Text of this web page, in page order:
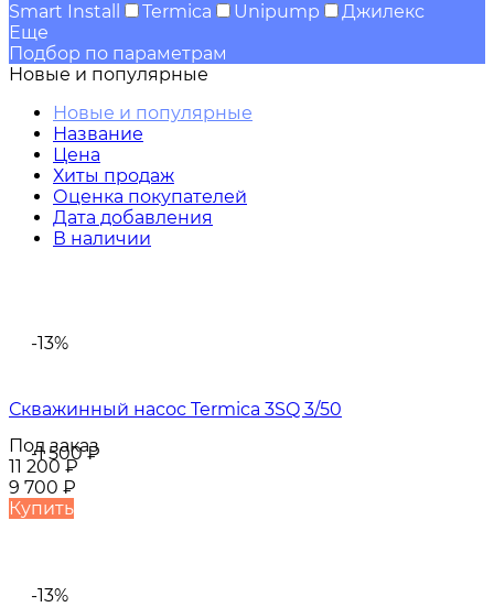
Smart Install Termica Unipump
Джилекс
Еще
Подбор по параметрам
Новые и популярные
Новые и популярные
Название
Цена
Хиты продаж
Оценка покупателей
Дата добавления
В наличии
-13%
-1 500₽
Скважинный насос Termica 3SQ 3/50
Под заказ
11 200₽
9 700 ₽
Купить
-13%